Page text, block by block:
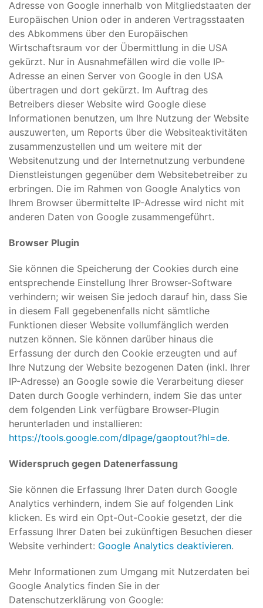
Adresse von Google innerhalb von Mitgliedstaaten der
Europäischen Union oder in anderen Vertragsstaaten
des Abkommens über den Europäischen
Wirtschaftsraum vor der Übermittlung in die USA
gekürzt. Nur in Ausnahmefällen wird die volle IP-
Adresse an einen Server von Google in den USA
übertragen und dort gekürzt. Im Auftrag des
Betreibers dieser Website wird Google diese
Informationen benutzen, um Ihre Nutzung der Website
auszuwerten, um Reports über die Websiteaktivitäten
zusammenzustellen und um weitere mit der
Websitenutzung und der Internetnutzung verbundene
Dienstleistungen gegenüber dem Websitebetreiber zu
erbringen. Die im Rahmen von Google Analytics von
Ihrem Browser übermittelte IP-Adresse wird nicht mit
anderen Daten von Google zusammengeführt.
Browser Plugin
Sie können die Speicherung der Cookies durch eine
entsprechende Einstellung Ihrer Browser-Software
verhindern; wir weisen Sie jedoch darauf hin, dass Sie
in diesem Fall gegebenenfalls nicht sämtliche
Funktionen dieser Website vollumfänglich werden
nutzen können. Sie können darüber hinaus die
Erfassung der durch den Cookie erzeugten und auf
Ihre Nutzung der Website bezogenen Daten (inkl. Ihrer
IP-Adresse) an Google sowie die Verarbeitung dieser
Daten durch Google verhindern, indem Sie das unter
dem folgenden Link verfügbare Browser-Plugin
herunterladen und installieren:
https://tools.google.com/dlpage/gaoptout?hl=de.
Widerspruch gegen Datenerfassung
Sie können die Erfassung Ihrer Daten durch Google
Analytics verhindern, indem Sie auf folgenden Link
klicken. Es wird ein Opt-Out-Cookie gesetzt, der die
Erfassung Ihrer Daten bei zukünftigen Besuchen dieser
Website verhindert: Google Analytics deaktivieren.
Mehr Informationen zum Umgang mit Nutzerdaten bei
Google Analytics finden Sie in der
Datenschutzerklärung von Google: